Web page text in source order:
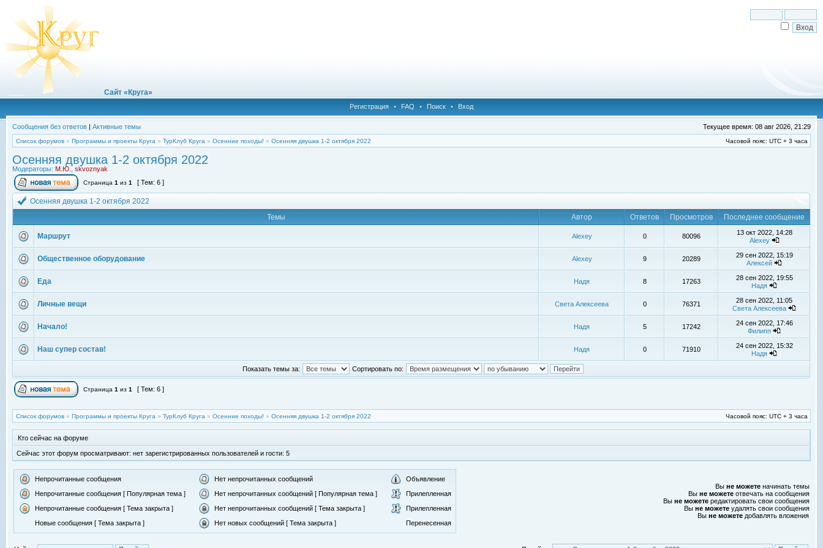
Сайт «Круга»
Регистрация • FAQ • Поиск • Вход
Сообщения без ответов | Активные темы Текущее время: 08 авг 2026, 21:29
Список форумов » Программы и проекты Круга » ТурКлуб Круга » Осенние походы! » Осенняя двушка 1-2 октября 2022 Часовой пояс: UTC + 3 часа
Осенняя двушка 1-2 октября 2022
Модераторы: М.Ю. , skvoznyak
Страница 1 из 1 [ Тем: 6 ]
Осенняя двушка 1-2 октября 2022
Темы
Автор Ответов Просмотров Последнее сообщение
Маршрут Alexey 0 80096
13 окт 2022, 14:28
Alexey
Общественное оборудование Alexey 9 20289
29 сен 2022, 15:19
Алексей
Еда Надя 8 17263
28 сен 2022, 19:55
Надя
Личные вещи Света Алексеева 0 76371
28 сен 2022, 11:05
Света Алексеева
Начало! Надя 5 17242
24 сен 2022, 17:46
Филипп
Наш супер состав! Надя 0 71910
24 сен 2022, 15:32
Надя
Показать темы за: Сортировать по:
Страница 1 из 1 [ Тем: 6 ]
Список форумов » Программы и проекты Круга » ТурКлуб Круга » Осенние походы! » Осенняя двушка 1-2 октября 2022 Часовой пояс: UTC + 3 часа
Кто сейчас на форуме
Сейчас этот форум просматривают: нет зарегистрированных пользователей и гости: 5
Непрочитанные сообщения Нет непрочитанных сообщений
Объявление
Непрочитанные сообщения [ Популярная тема ]
Нет непрочитанных сообщений [ Популярная тема ]
Прилепленная
Непрочитанные сообщения [ Тема закрыта ]
Нет непрочитанных сообщений [ Тема закрыта ]
Прилепленная
Новые сообщения [ Тема закрыта ]
Нет новых сообщений [ Тема закрыта ] Перенесенная
Вы не можете начинать темы
Вы не можете отвечать на сообщения
Вы не можете редактировать свои сообщения
Вы не можете удалять свои сообщения
Вы не можете добавлять вложения